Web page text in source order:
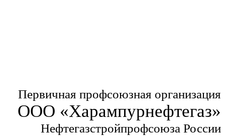
Первичная профсоюзная организация
ООО «Харампурнефтегаз»
Нефтегазстройпрофсоюза России